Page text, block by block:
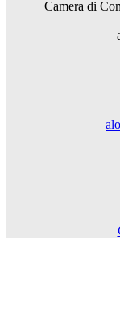
Camera di